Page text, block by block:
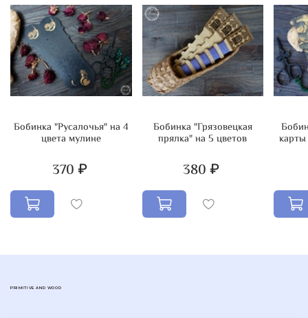
Бобинка "Русалочья" на 4
цвета мулине
370 ₽
Бобинка "Грязовецкая
прялка" на 5 цветов
380 ₽
PRIMITIVE AND WOOD